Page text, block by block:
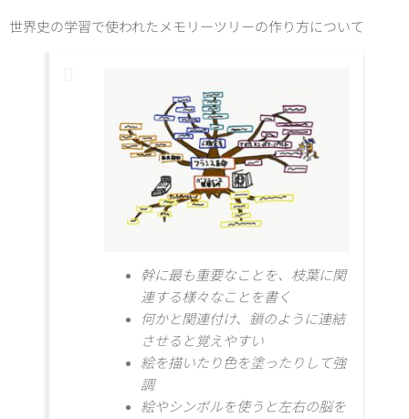
世界史の学習で使われたメモリーツリーの作り方について
幹に最も重要なことを、枝葉に関
連する様々なことを書く
何かと関連付け、鎖のように連結
させると覚えやすい
絵を描いたり色を塗ったりして強
調
絵やシンボルを使うと左右の脳を